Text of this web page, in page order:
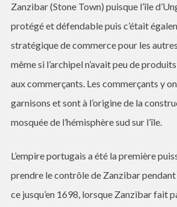
Zanzibar (Stone Town) puisque l’île
protégé et défendable puis c’était
stratégique de commerce pour les
même si l’archipel n’avait peu de
aux commerçants. Les commerçants y
garnisons et sont à l’origine de la
mosquée de l’hémisphère sud sur l’île.
L’empire portugais a été la première
prendre le contrôle de Zanzibar
ce jusqu’en 1698, lorsque Zanzibar fait